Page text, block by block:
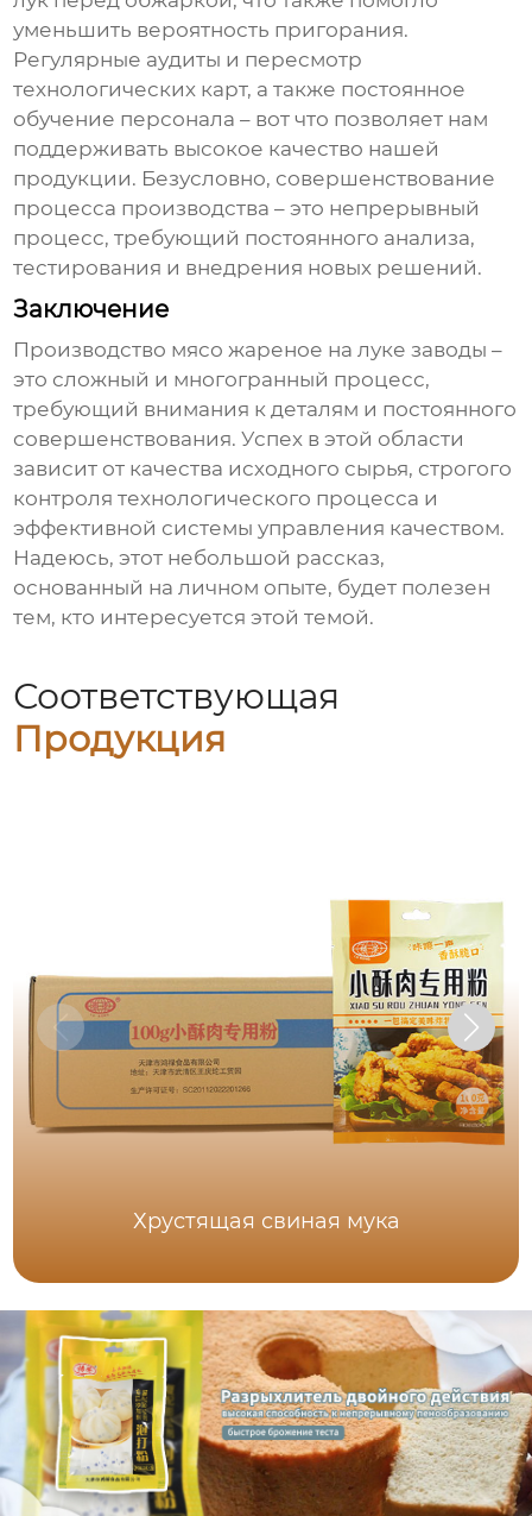
уменьшить вероятность пригорания.
Регулярные аудиты и пересмотр
технологических карт, а также постоянное
обучение персонала – вот что позволяет нам
поддерживать высокое качество нашей
продукции. Безусловно, совершенствование
процесса производства – это непрерывный
процесс, требующий постоянного анализа,
тестирования и внедрения новых решений.
Заключение
Производство мясо жареное на луке заводы –
это сложный и многогранный процесс,
требующий внимания к деталям и постоянного
совершенствования. Успех в этой области
зависит от качества исходного сырья, строгого
контроля технологического процесса и
эффективной системы управления качеством.
Надеюсь, этот небольшой рассказ,
основанный на личном опыте, будет полезен
тем, кто интересуется этой темой.
Соответствующая
Продукция
Хрустящая свиная мука